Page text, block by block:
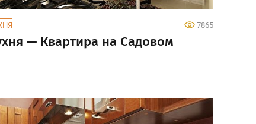
7865
— Квартира на Садовом